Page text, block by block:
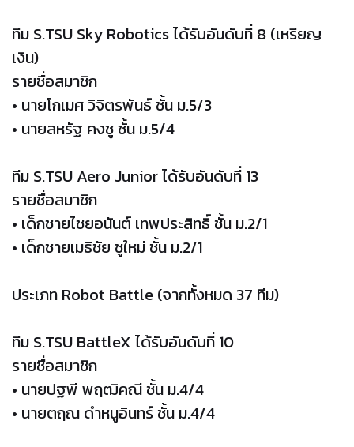
ทีม S.TSU Sky Robotics ได้รับอันดับที่ 8 (เหรียญ
เงิน)
รายชื่อสมาชิก
• นายโกเมศ วิจิตรพันธ์ ชั้น ม.5/3
• นายสหรัฐ คงชู ชั้น ม.5/4
ทีม S.TSU Aero Junior ได้รับอันดับที่ 13
รายชื่อสมาชิก
• เด็กชายไชยอนันต์ เทพประสิทธิ์ ชั้น ม.2/1
• เด็กชายเมธิชัย ชูใหม่ ชั้น ม.2/1
ประเภท Robot Battle (จากทั้งหมด 37 ทีม)
ทีม S.TSU BattleX ได้รับอันดับที่ 10
รายชื่อสมาชิก
• นายปฐพี พฤฒิคณี ชั้น ม.4/4
• นายตฤณ ดำหนูอินทร์ ชั้น ม.4/4